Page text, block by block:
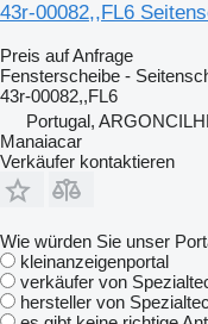
43r-00082,,FL6
Preis auf Anfrage
Fensterscheibe -
43r-00082,,FL6
Portugal,
Manaiacar
Verkäufer kontaktieren
Wie würden Sie unser
kleinanzeigenportal
verkäufer von
hersteller von